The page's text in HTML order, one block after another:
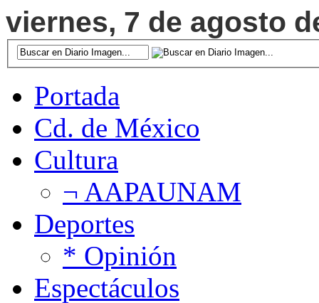
viernes, 7 de agosto
Portada
Cd. de México
Cultura
¬ AAPAUNAM
Deportes
* Opinión
Espectáculos